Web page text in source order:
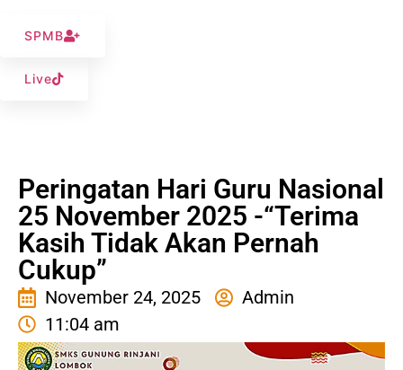
SPMB
Live
Peringatan Hari Guru Nasional
25 November 2025 -“Terima
Kasih Tidak Akan Pernah
Cukup”
November 24, 2025
Admin
11:04 am